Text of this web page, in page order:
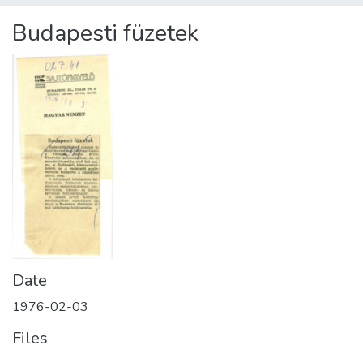
Statistics
About us
Budapesti füzetek
Date
1976-02-03
Files